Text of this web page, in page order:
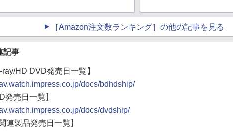
［Amazon注文数ランキング］の他の記事を見る
記事
ray/HD DVD発売日一覧】
docs/bdhdship/
発売日一覧】
docs/dvdship/
連製品発売日一覧】